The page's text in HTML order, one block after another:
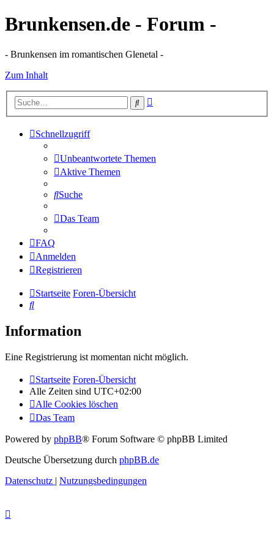
Brunkensen.de - Forum -
- Brunkensen im romantischen Glenetal -
Zum Inhalt
Suche
Schnellzugriff
Unbeantwortete Themen
Aktive Themen
Suche
Das Team
FAQ
Anmelden
Registrieren
Startseite Foren-Übersicht
Suche
Information
Eine Registrierung ist momentan nicht möglich.
Startseite Foren-Übersicht
Alle Zeiten sind UTC+02:00
Alle Cookies löschen
Das Team
Powered by phpBB® Forum Software © phpBB Limited
Deutsche Übersetzung durch phpBB.de
Datenschutz | Nutzungsbedingungen